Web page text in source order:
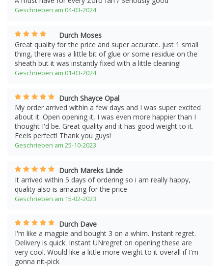
Geschrieben am 04-03-2024
Durch Moses
Great quality for the price and super accurate. just 1 small
thing, there was a little bit of glue or some residue on the
sheath but it was instantly fixed with a little cleaning!
Geschrieben am 01-03-2024
Durch Shayce Opal
My order arrived within a few days and I was super excited
about it. Open opening it, I was even more happier than I
thought I'd be. Great quality and it has good weight to it.
Feels perfect! Thank you guys!
Geschrieben am 25-10-2023
Durch Mareks Linde
It arrived within 5 days of ordering so i am really happy,
quality also is amazing for the price
Geschrieben am 15-02-2023
Durch Dave
I'm like a magpie and bought 3 on a whim. Instant regret.
Delivery is quick. Instant UNregret on opening these are
very cool. Would like a little more weight to it overall if I'm
gonna nit-pick